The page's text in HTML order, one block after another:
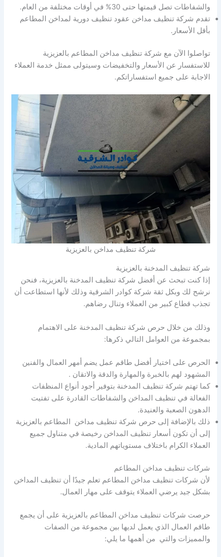
والشفاطات تصل قيمتها حتى 30% في أوقات مختلفة من العام.
تقدم شركة تنظيف مداخن عقود تنظيف دورية لمداخن المطاعم
بأقل الأسعار.
تواصلوا الآن مع شركة تنظيف مداخن المطاعم بالعزيزية
للاستفسار عن الأسعار والتخفيضات وسيتولى ممثل خدمة العملاء
الاجابة على جميع استفساراتكم.
شركة تنظيف مداخن بالعزيزية
شركة تنظيف المدخنة بالعزيزية
إذا كنت تبحث عن أفضل شركة تنظيف المدخنة بالعزيزية، فنحن
نرشح لك وبكل ثقة شركة كوادر الشرقية وذلك لأنها استطاعت أن
تجذب قطاع كبير من العملاء وتنال رضاهم.
وذلك من خلال حرص شركة تنظيف المدخنة على الاهتمام
بمجموعة من العوامل التالي ذكرها:
الحرص على اختيار أفضل طاقم عمل يضم أمهر العمال والفنين
المشهود لهم بالخبرة والمهارة والدقة والاتقان .
كما تهتم شركة تنظيف المدخنة بتوفير أجود أنواع المنظفات
الفعالة في تنظيف المداخن والشفاطات القادرة على تفتيت
الدهون الصعبة والعنيدة.
ذلك بالإضافة إلى حرص شركة تنظيف مداخن المطاعم بالعزيزية
إلى أن تكون أسعار تنظيف المداخن رخيصة في متناول جميع
العملاء الكرام باختلاف مستوياتهم المادية.
شركات تنظيف مداخن المطاعم
لأن شركات تنظيف مداخن المطاعم تعلم جيدًا أن تنظيف المداخن
بشكل جيد يرضي العملاء يتوقف على مهار العمال.
حرصت شركات تنظيف مداخن المطاعم بالعزيزية على أن يجمع
طاقم العمال الذي يعمل لديها بين مجموعة من الصفات
والمميزات والتي من أهمها ما يلي: